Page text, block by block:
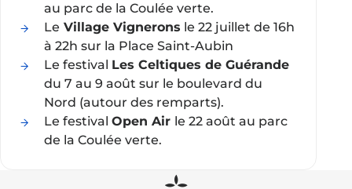
au parc de la Coulée verte.
Le Village Vignerons le 22 juillet de 16h
à 22h sur la Place Saint-Aubin
Le festival Les Celtiques de Guérande
du 7 au 9 août sur le boulevard du
Nord (autour des remparts).
Le festival Open Air le 22 août au parc
de la Coulée verte.